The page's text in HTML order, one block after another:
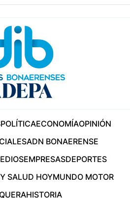
POLÍTICAECONOMÍAOPINIÓN
ADN BONAERENSE
EMPRESASDEPORTES
SALUD HOYMUNDO MOTOR
HISTORIA